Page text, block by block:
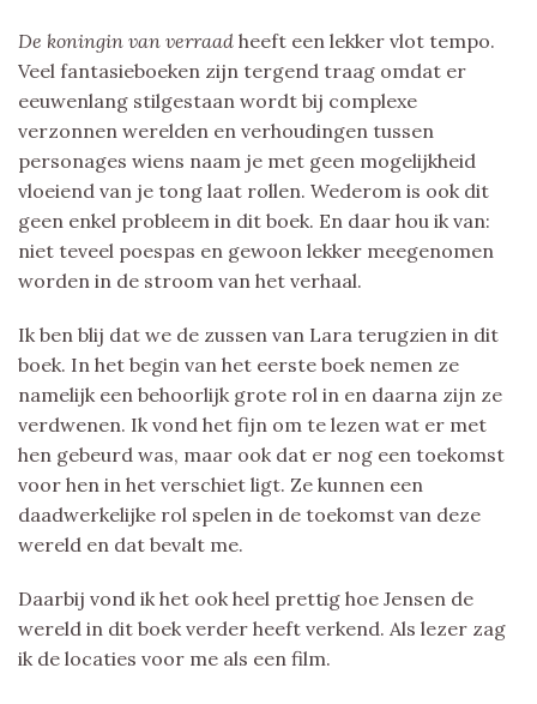
De koningin van verraad heeft een lekker vlot tempo.
Veel fantasieboeken zijn tergend traag omdat er
eeuwenlang stilgestaan wordt bij complexe
verzonnen werelden en verhoudingen tussen
personages wiens naam je met geen mogelijkheid
vloeiend van je tong laat rollen. Wederom is ook dit
geen enkel probleem in dit boek. En daar hou ik van:
niet teveel poespas en gewoon lekker meegenomen
worden in de stroom van het verhaal.
Ik ben blij dat we de zussen van Lara terugzien in dit
boek. In het begin van het eerste boek nemen ze
namelijk een behoorlijk grote rol in en daarna zijn ze
verdwenen. Ik vond het fijn om te lezen wat er met
hen gebeurd was, maar ook dat er nog een toekomst
voor hen in het verschiet ligt. Ze kunnen een
daadwerkelijke rol spelen in de toekomst van deze
wereld en dat bevalt me.
Daarbij vond ik het ook heel prettig hoe Jensen de
wereld in dit boek verder heeft verkend. Als lezer zag
ik de locaties voor me als een film.